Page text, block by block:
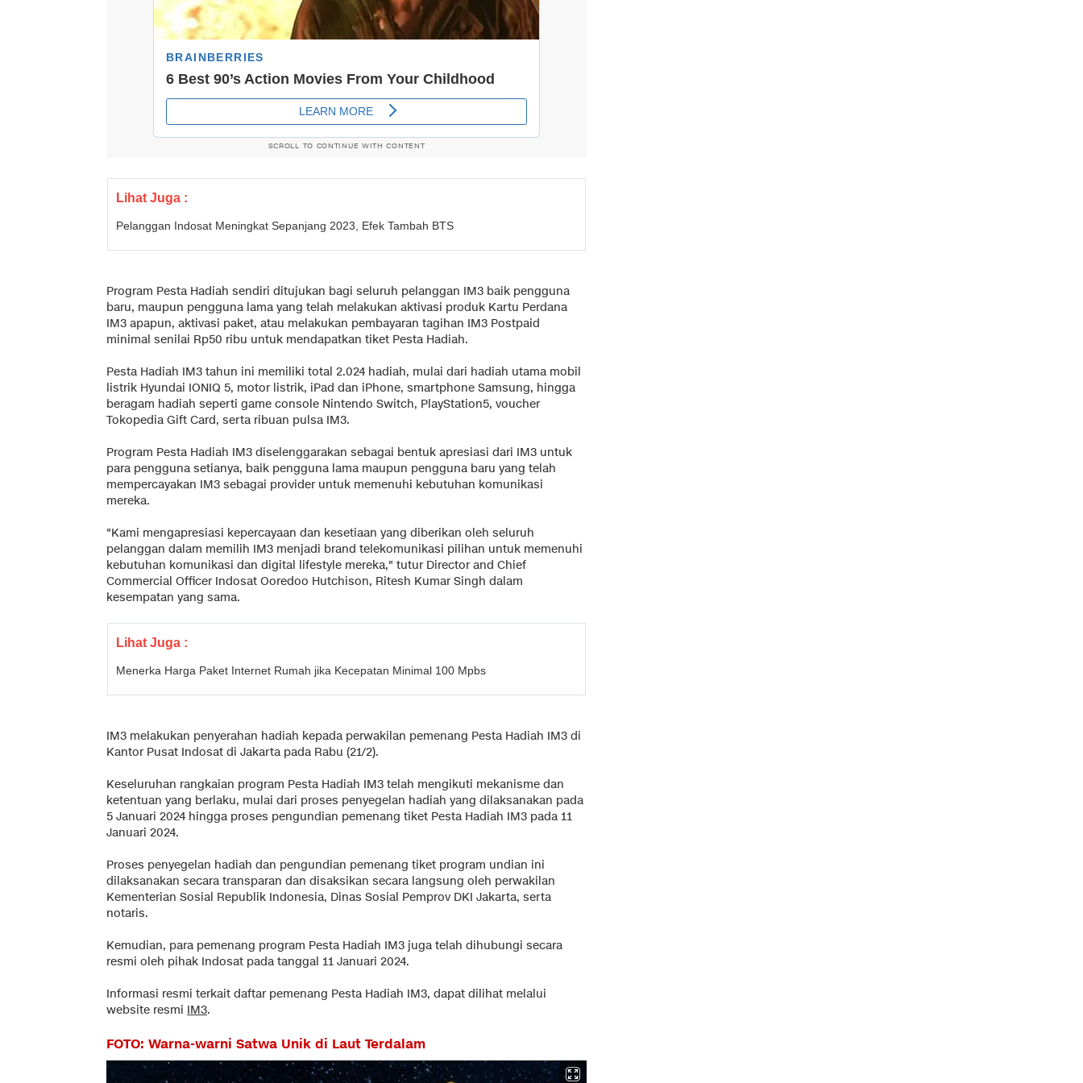
SCROLL TO CONTINUE WITH CONTENT
Lihat Juga :
Pelanggan Indosat Meningkat Sepanjang 2023, Efek Tambah BTS
Program Pesta Hadiah sendiri ditujukan bagi seluruh pelanggan IM3 baik pengguna
baru, maupun pengguna lama yang telah melakukan aktivasi produk Kartu Perdana
IM3 apapun, aktivasi paket, atau melakukan pembayaran tagihan IM3 Postpaid
minimal senilai Rp50 ribu untuk mendapatkan tiket Pesta Hadiah.
Pesta Hadiah IM3 tahun ini memiliki total 2.024 hadiah, mulai dari hadiah utama mobil
listrik Hyundai IONIQ 5, motor listrik, iPad dan iPhone, smartphone Samsung, hingga
beragam hadiah seperti game console Nintendo Switch, PlayStation5, voucher
Tokopedia Gift Card, serta ribuan pulsa IM3.
Program Pesta Hadiah IM3 diselenggarakan sebagai bentuk apresiasi dari IM3 untuk
para pengguna setianya, baik pengguna lama maupun pengguna baru yang telah
mempercayakan IM3 sebagai provider untuk memenuhi kebutuhan komunikasi
mereka.
"Kami mengapresiasi kepercayaan dan kesetiaan yang diberikan oleh seluruh
pelanggan dalam memilih IM3 menjadi brand telekomunikasi pilihan untuk memenuhi
kebutuhan komunikasi dan digital lifestyle mereka," tutur Director and Chief
Commercial Officer Indosat Ooredoo Hutchison, Ritesh Kumar Singh dalam
kesempatan yang sama.
Lihat Juga :
Menerka Harga Paket Internet Rumah jika Kecepatan Minimal 100 Mpbs
IM3 melakukan penyerahan hadiah kepada perwakilan pemenang Pesta Hadiah IM3 di
Kantor Pusat Indosat di Jakarta pada Rabu (21/2).
Keseluruhan rangkaian program Pesta Hadiah IM3 telah mengikuti mekanisme dan
ketentuan yang berlaku, mulai dari proses penyegelan hadiah yang dilaksanakan pada
5 Januari 2024 hingga proses pengundian pemenang tiket Pesta Hadiah IM3 pada 11
Januari 2024.
Proses penyegelan hadiah dan pengundian pemenang tiket program undian ini
dilaksanakan secara transparan dan disaksikan secara langsung oleh perwakilan
Kementerian Sosial Republik Indonesia, Dinas Sosial Pemprov DKI Jakarta, serta
notaris.
Kemudian, para pemenang program Pesta Hadiah IM3 juga telah dihubungi secara
resmi oleh pihak Indosat pada tanggal 11 Januari 2024.
Informasi resmi terkait daftar pemenang Pesta Hadiah IM3, dapat dilihat melalui
website resmi IM3.
FOTO: Warna-warni Satwa Unik di Laut Terdalam